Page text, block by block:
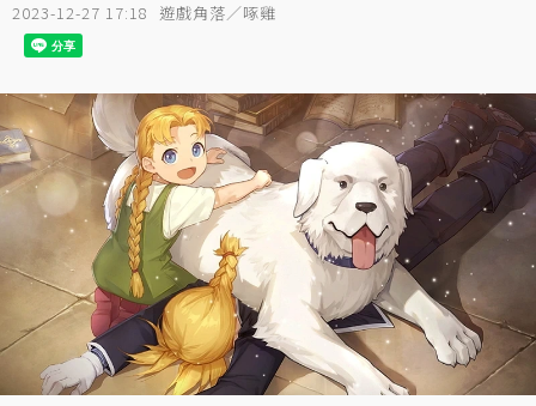
2023-12-27 17:18 遊戲角落／啄雞